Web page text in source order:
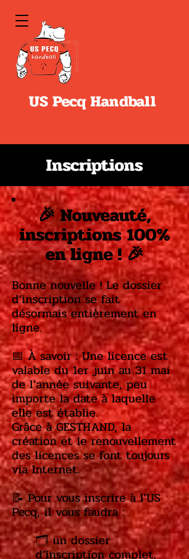
US Pecq Handball
Inscriptions
🎉 Nouveauté,
inscriptions 100%
en ligne ! 🎉
Bonne nouvelle ! Le dossier
d’inscription se fait
désormais entièrement en
ligne.
📅 À savoir : Une licence est
valable du 1er juin au 31 mai
de l’année suivante, peu
importe la date à laquelle
elle est établie.
Grâce à GESTHAND, la
création et le renouvellement
des licences se font toujours
via Internet.​​
📝 Pour vous inscrire à l’US
Pecq, il vous faudra :
🗂️ un dossier
d’inscription complet,